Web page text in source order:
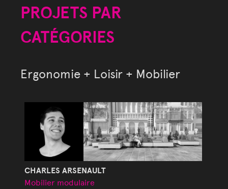
PROJETS PAR
CATÉGORIES
Ergonomie + Loisir + Mobilier
CHARLES ARSENAULT
Mobilier modulaire